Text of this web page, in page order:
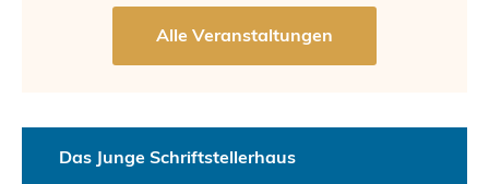
Das Junge Schriftstellerhaus